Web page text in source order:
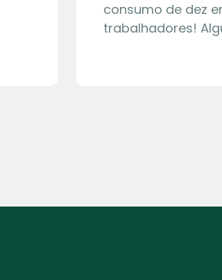
consumo de dez
trabalhadores!